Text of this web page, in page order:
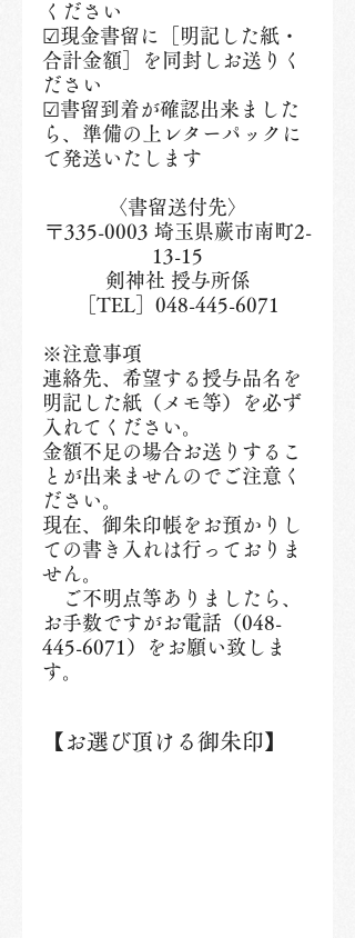
ください
☑現金書留に［明記した紙・
合計金額］を同封しお送りく
ださい
☑書留到着が確認出来ました
ら、準備の上レターパックに
て発送いたします
〈書留送付先〉
〒335-0003 埼玉県蕨市南町2-
13-15
剣神社 授与所係
［TEL］048-445-6071
※注意事項
連絡先、希望する授与品名を
明記した紙（メモ等）を必ず
入れてください。
金額不足の場合お送りするこ
とが出来ませんのでご注意く
ださい。
現在、御朱印帳をお預かりし
ての書き入れは行っておりま
せん。
ご不明点等ありましたら、
お手数ですがお電話（048-
445-6071）をお願い致しま
す。
【お選び頂ける御朱印】